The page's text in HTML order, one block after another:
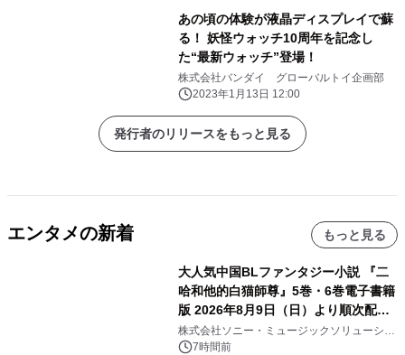
あの頃の体験が液晶ディスプレイで蘇
る！ 妖怪ウォッチ10周年を記念し
た“最新ウォッチ”登場！
株式会社バンダイ グローバルトイ企画部
2023年1月13日 12:00
発行者のリリースをもっと見る
エンタメの新着 もっと見る
大人気中国BLファンタジー小説 『二
哈和他的白猫師尊』5巻・6巻電子書籍
版 2026年8月9日（日）より順次配信
開始
株式会社ソニー・ミュージックソリューショ
ンズ7時間前